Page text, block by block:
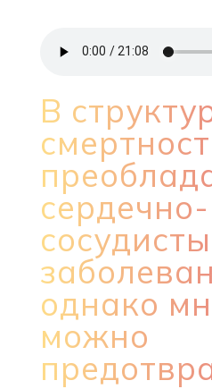
В
сердечно-
однако
можно